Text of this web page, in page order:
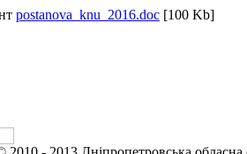
postanova_knu_2016.doc [100 Kb]